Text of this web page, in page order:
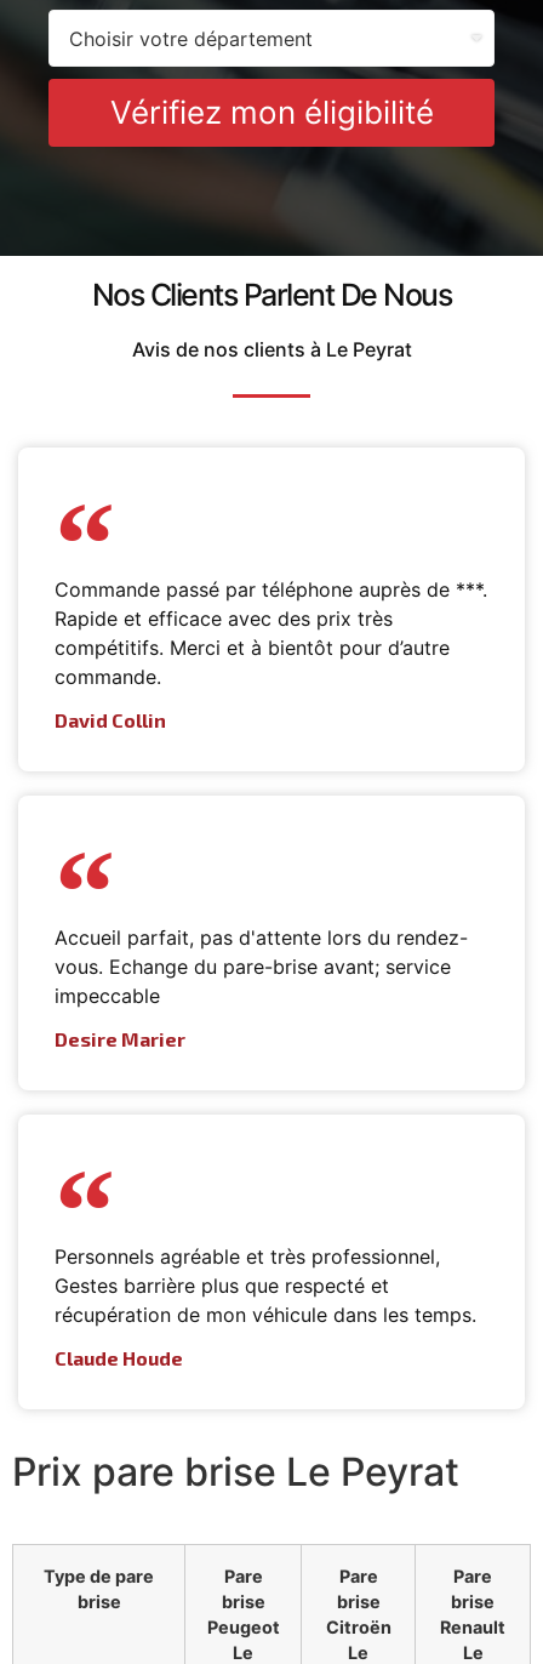
Vérifiez mon éligibilité
Nos Clients Parlent De Nous
Avis de nos clients à Le Peyrat
Commande passé par téléphone auprès de ***.
Rapide et efficace avec des prix très
compétitifs. Merci et à bientôt pour d’autre
commande.
David Collin
Accueil parfait, pas d'attente lors du rendez-
vous. Echange du pare-brise avant; service
impeccable
Desire Marier
Personnels agréable et très professionnel,
Gestes barrière plus que respecté et
récupération de mon véhicule dans les temps.
Claude Houde
Prix pare brise Le Peyrat
Type de pare
brise
Pare
brise
Peugeot
Le
Pare
brise
Citroën
Le
Pare
brise
Renault
Le